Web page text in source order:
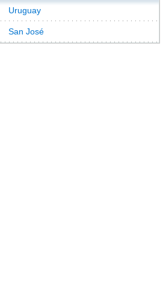
Uruguay
San José